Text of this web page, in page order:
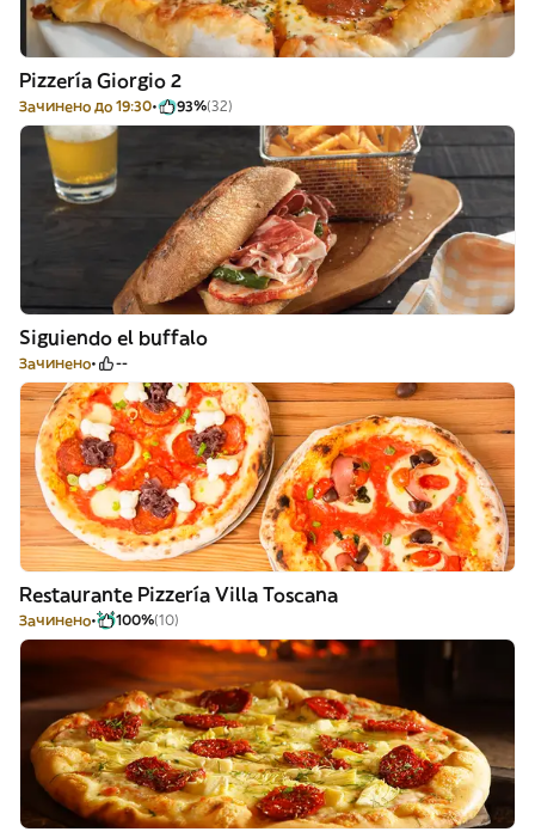
Pizzería Giorgio 2
Зачинено до 19:30 93%(32)
Siguiendo el buffalo
Зачинено --
Restaurante Pizzería Villa Toscana
Зачинено 100%(10)